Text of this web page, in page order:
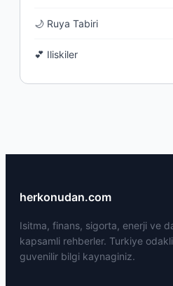
🌙 Ruya Tabiri
💕 Iliskiler
herkonudan.com
Isitma, finans, sigorta, enerji ve
kapsamli rehberler. Turkiye
guvenilir bilgi kaynaginiz.